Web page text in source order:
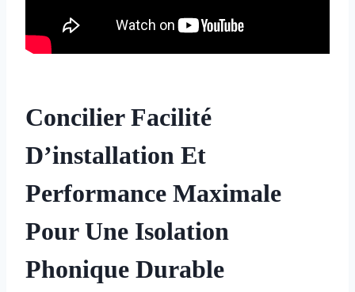
Concilier Facilité
D’installation Et
Performance Maximale
Pour Une Isolation
Phonique Durable